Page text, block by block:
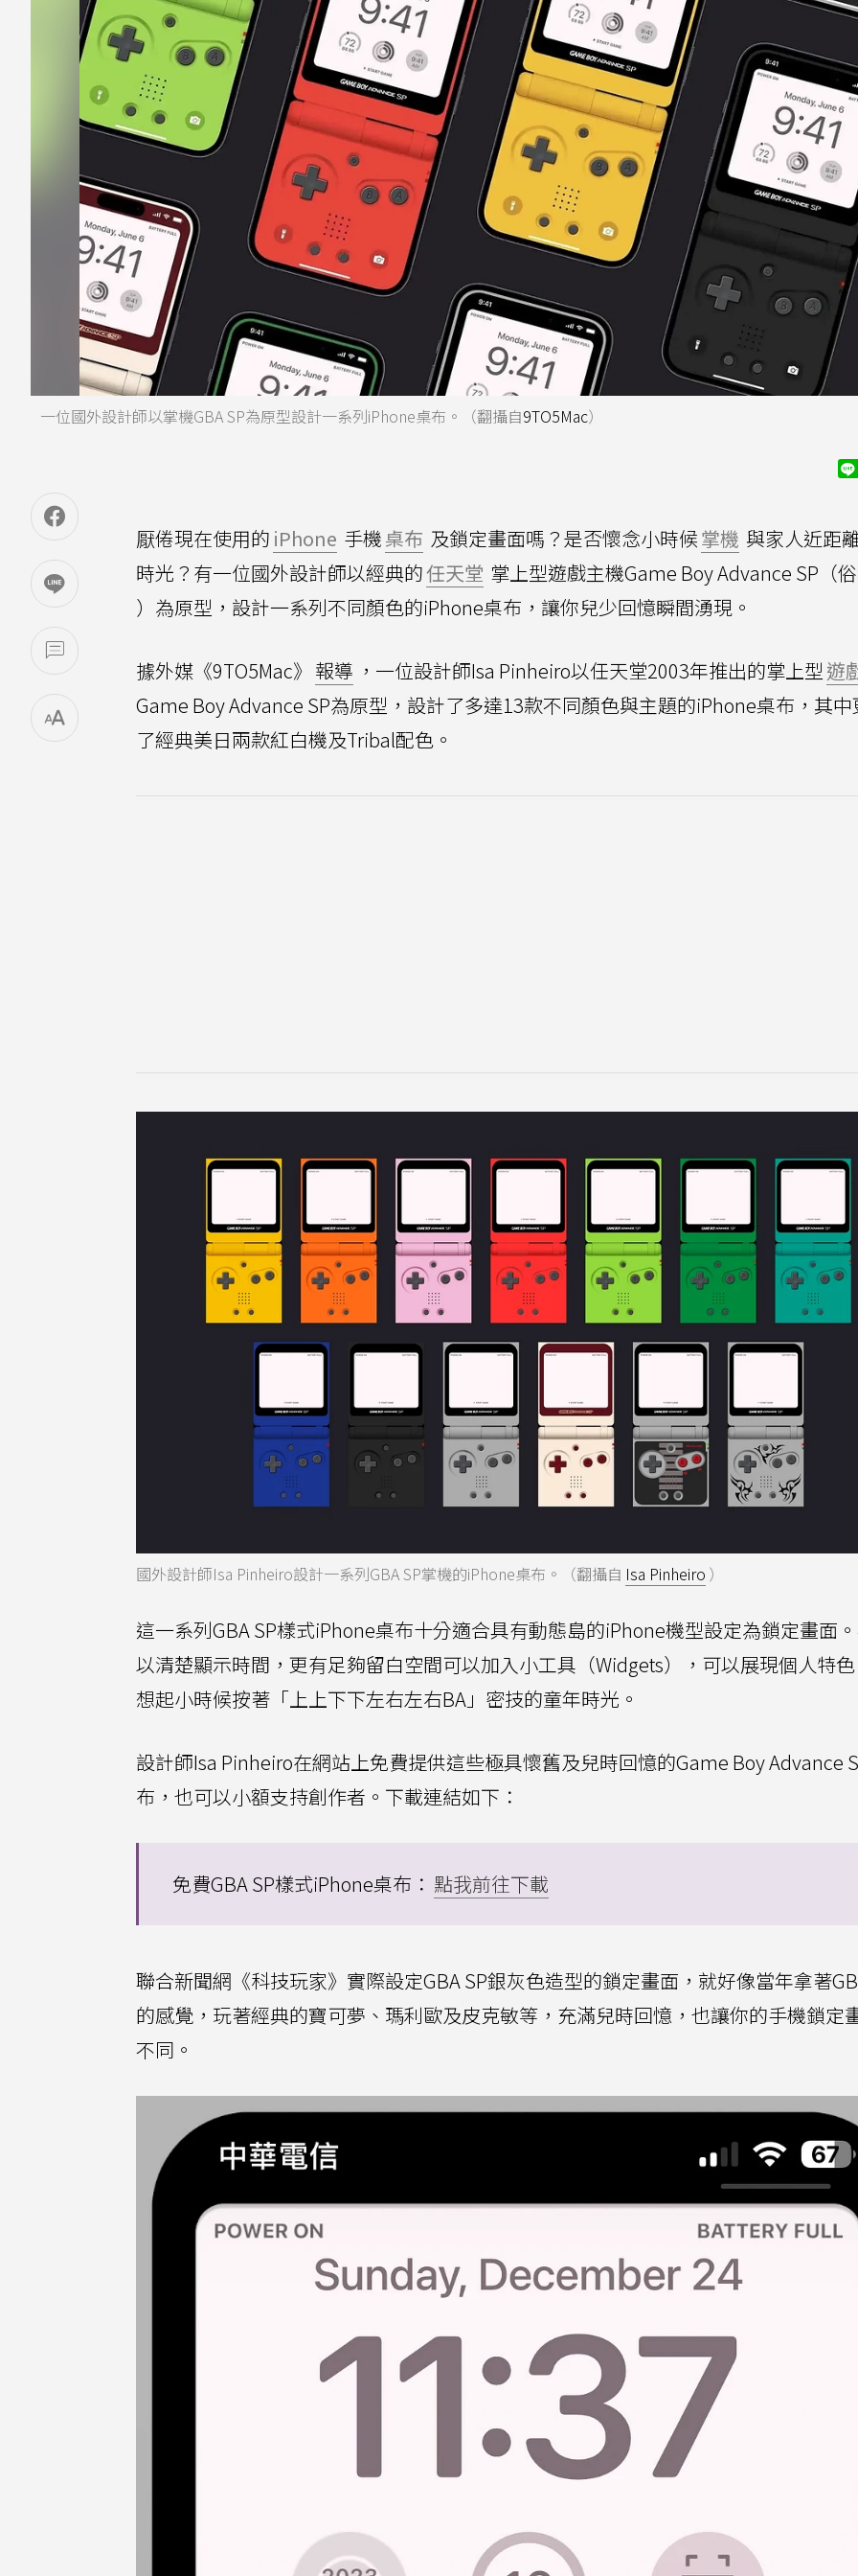
一位國外設計師以掌機GBA SP為原型設計一系列iPhone桌布。（翻攝自9TO5Mac）
厭倦現在使用的 iPhone 手機桌布 及鎖定畫面嗎？是否懷念小時候掌機 與家人近距
時光？有一位國外設計師以經典的任天堂 掌上型遊戲主機Game Boy Advance SP（
）為原型，設計一系列不同顏色的iPhone桌布，讓你兒少回憶瞬間湧現。
據外媒《9TO5Mac》 報導 ，一位設計師Isa Pinheiro以任天堂2003年推出的掌上型 遊
Game Boy Advance SP為原型，設計了多達13款不同顏色與主題的iPhone桌布，其中
了經典美日兩款紅白機及Tribal配色。
國外設計師Isa Pinheiro設計一系列GBA SP掌機的iPhone桌布。（翻攝自 Isa Pinheiro ）
這一系列GBA SP樣式iPhone桌布十分適合具有動態島的iPhone機型設定為鎖定畫面
以清楚顯示時間，更有足夠留白空間可以加入小工具（Widgets），可以展現個人特
想起小時候按著「上上下下左右左右BA」密技的童年時光。
設計師Isa Pinheiro在網站上免費提供這些極具懷舊及兒時回憶的Game Boy Advance
布，也可以小額支持創作者。下載連結如下：
免費GBA SP樣式iPhone桌布： 點我前往下載
聯合新聞網《科技玩家》實際設定GBA SP銀灰色造型的鎖定畫面，就好像當年拿著
的感覺，玩著經典的寶可夢、瑪利歐及皮克敏等，充滿兒時回憶，也讓你的手機鎖定
不同。